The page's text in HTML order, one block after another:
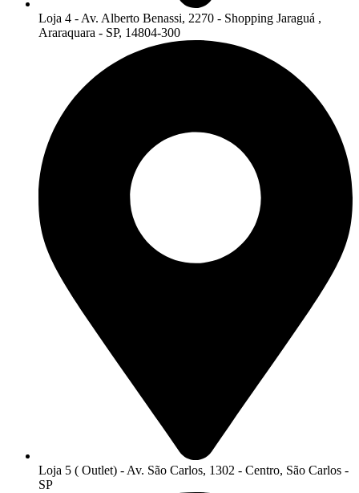
Loja 4 - Av. Alberto Benassi, 2270 - Shopping Jaraguá ,
Araraquara - SP, 14804-300
Loja 5 ( Outlet) - Av. São Carlos, 1302 - Centro, São Carlos -
SP